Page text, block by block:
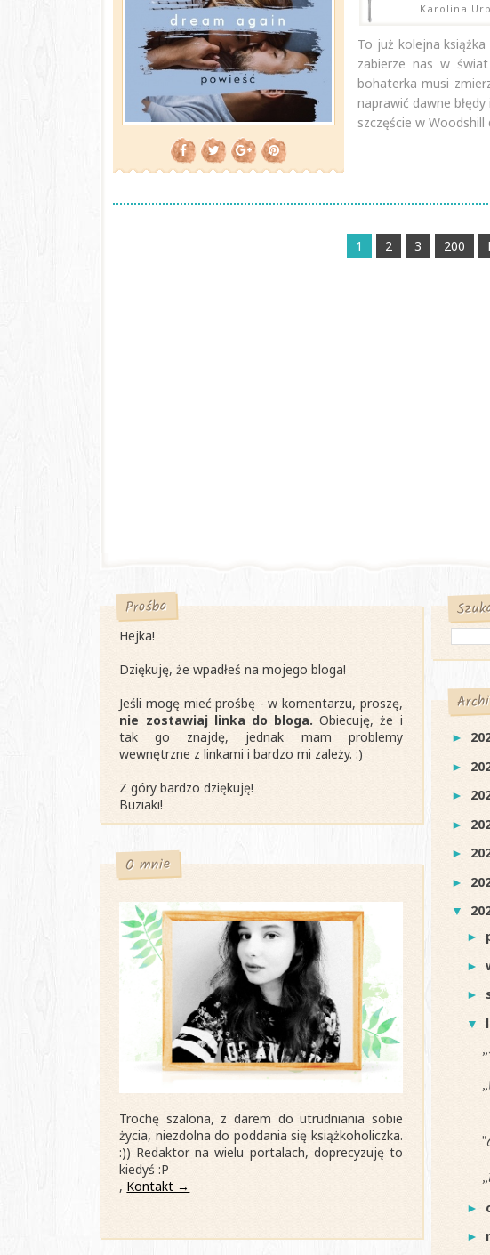
Karolina
To już kolejna
zabierze nas w świat
bohaterka musi
naprawić dawne
szczęście w
1 2 3 200
Prośba
Hejka!
Dziękuję, że wpadłeś na mojego bloga!
Jeśli mogę mieć prośbę - w komentarzu, proszę,
nie zostawiaj linka do bloga. Obiecuję, że i
tak go znajdę, jednak mam problemy
wewnętrzne z linkami i bardzo mi zależy. :)
Z góry bardzo dziękuję!
Buziaki!
O mnie
Trochę szalona, z darem do utrudniania sobie
życia, niezdolna do poddania się książkoholiczka.
:)) Redaktor na wielu portalach, doprecyzuję to
kiedyś :P
, Kontakt →
►
►
►
►
►
►
▼
►
►
►
▼
►
►